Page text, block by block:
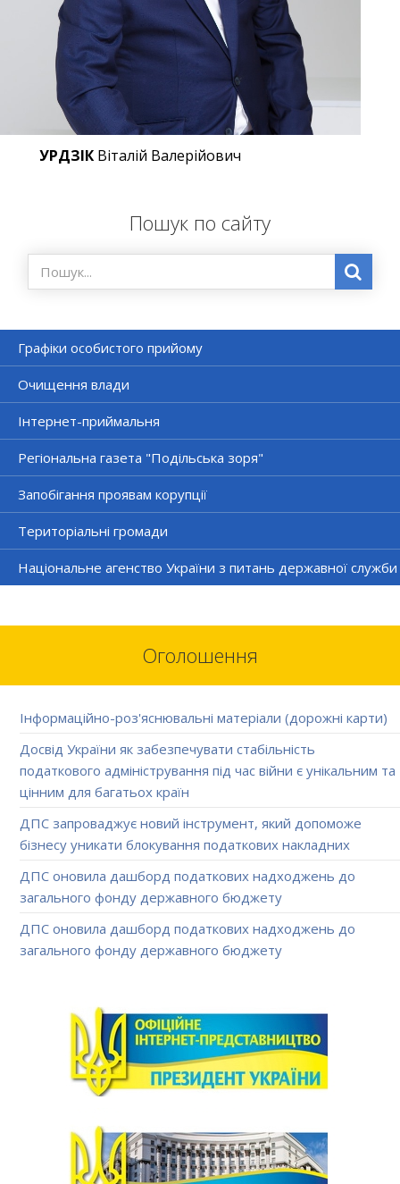
УРДЗІК Віталій Валерійович
Пошук по сайту
Графіки особистого прийому
Очищення влади
Інтернет-приймальня
Регіональна газета "Подільська зоря"
Запобігання проявам корупції
Територіальні громади
Національне агенство України з питань державної служби
Оголошення
Інформаційно-роз'яснювальні матеріали (дорожні карти)
Досвід України як забезпечувати стабільність
податкового адміністрування під час війни є унікальним та
цінним для багатьох країн
ДПС запроваджує новий інструмент, який допоможе
бізнесу уникати блокування податкових накладних
ДПС оновила дашборд податкових надходжень до
загального фонду державного бюджету
ДПС оновила дашборд податкових надходжень до
загального фонду державного бюджету